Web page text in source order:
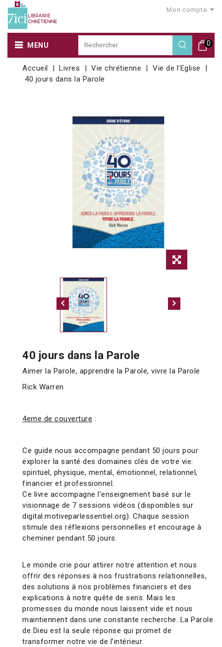
Mon compte
0
MENU
Accueil Livres Vie chrétienne
Vie de l'Eglise
40 jours dans la Parole
40 jours dans la Parole
Aimer la Parole, apprendre la Parole, vivre la Parole
Rick Warren
4eme de couverture :
Ce guide nous accompagne pendant 50 jours pour
explorer la santé des domaines clés de votre vie:
spirituel, physique, mental, émotionnel, relationnel,
financier et professionnel.
Ce livre accompagne l’enseignement basé sur le
visionnage de 7 sessions vidéos (disponibles sur
digital.motiveparlessentiel.org). Chaque session
stimule des réflexions personnelles et encourage à
cheminer pendant 50 jours.
Le monde crie pour attirer notre attention et nous
offrir des réponses à nos frustrations relationnelles,
des solutions à nos problèmes financiers et des
explications à notre quête de sens. Mais les
promesses du monde nous laissent vide et nous
maintiennent dans une constante recherche. La Parole
de Dieu est la seule réponse qui promet de
transformer notre vie de l’intérieur.